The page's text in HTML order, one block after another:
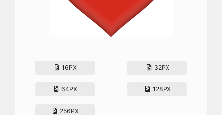
16PX 32PX
64PX 128PX
256PX